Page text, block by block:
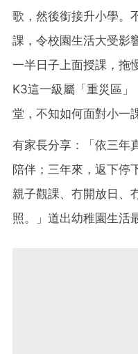
歌，然後銜接升小學。
課，令校園生活大受影
一半日子上面授課，拖
K3這一級屬「重災區
堂，不知如何面對小一
有家長分享：「依三年
陪伴；三年來，返下停
親子觀課、冇開放日、
照。」道出幼稚園生活